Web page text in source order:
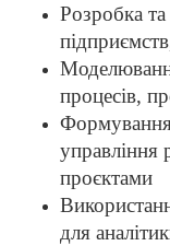
Розробка та
процесів,
Формування
управління
проєктами
для